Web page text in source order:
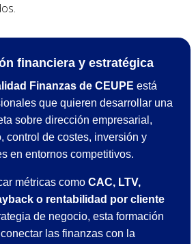
financiera y estratégica
Finanzas de CEUPE está
que quieren desarrollar una
sobre dirección empresarial,
control de costes, inversión y
en entornos competitivos.
métricas como CAC, LTV,
o rentabilidad por cliente
de negocio, esta formación
las finanzas con la